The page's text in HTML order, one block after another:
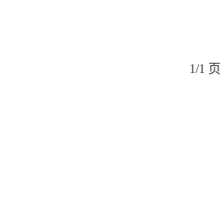
1/1 页